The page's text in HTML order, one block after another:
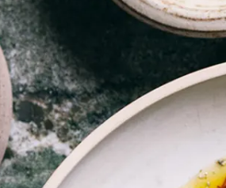
Kalla såser
Dressingar
Dressing